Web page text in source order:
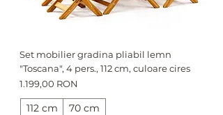
Set mobilier gradina pliabil lemn
"Toscana", 4 pers., 112 cm, culoare cires
Preț
1.199,00 RON
112 cm 70 cm